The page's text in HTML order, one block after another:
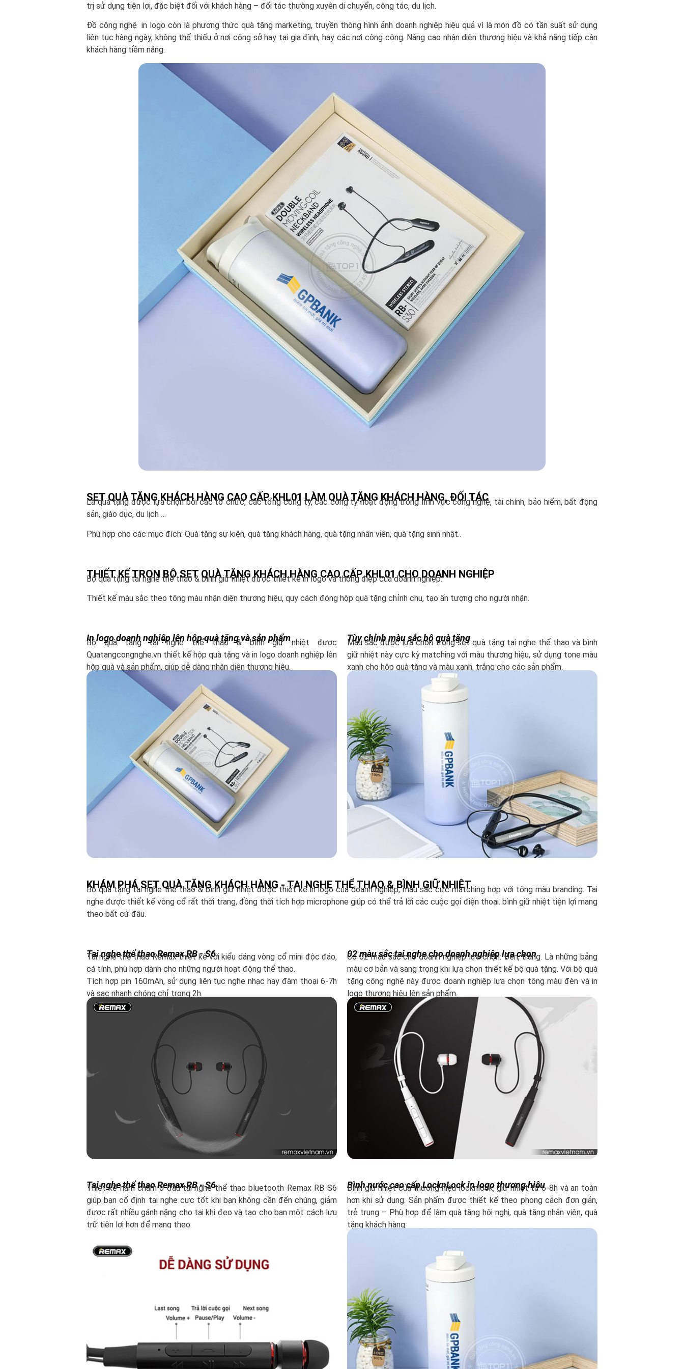
trị sử dụng tiện lợi, đặc biệt đối với khách hàng – đối tác thường xuyên di chuyển, công tác, du lịch.
Đồ công nghệ in logo còn là phương thức quà tặng marketing, truyền thông hình ảnh doanh nghiệp hiệu quả vì là món đồ có tần suất sử dụng
liên tục hàng ngày, không thể thiếu ở nơi công sở hay tại gia đình, hay các nơi công cộng. Nâng cao nhận diện thương hiệu và khả năng tiếp cận
khách hàng tiềm năng.
SET QUÀ TẶNG KHÁCH HÀNG CAO CẤP KHL01 LÀM QUÀ TẶNG KHÁCH HÀNG, ĐỐI TÁC
Là quà tặng được lựa chọn bởi các tổ chức, các tổng công ty, các công ty hoạt động trong lĩnh vực công nghệ, tài chính, bảo hiểm, bất động
sản, giáo dục, du lịch …
Phù hợp cho các mục đích: Quà tặng sự kiện, quà tặng khách hàng, quà tặng nhân viên, quà tặng sinh nhật..
THIẾT KẾ TRỌN BỘ SET QUÀ TẶNG KHÁCH HÀNG CAO CẤP KHL01 CHO DOANH NGHIỆP
Bộ quà tặng tai nghe thể thao & bình giữ nhiệt được thiết kế in logo và thông điệp của doanh nghiệp.
Thiết kế màu sắc theo tông màu nhận diện thương hiệu, quy cách đóng hộp quà tặng chỉnh chu, tạo ấn tượng cho người nhận.
In logo doanh nghiệp lên hộp quà tặng và sản phẩm
Bộ quà tặng tai nghe thể thao & bình giữ nhiệt được
Quatangcongnghe.vn thiết kế hộp quà tặng và in logo doanh nghiệp lên
hộp quà và sản phẩm, giúp dễ dàng nhận diện thương hiệu.
Tùy chỉnh màu sắc bộ quà tặng
Màu sắc được lựa chọn trong set quà tặng tai nghe thể thao và bình
giữ nhiệt này cực kỳ matching với màu thương hiệu, sử dụng tone màu
xanh cho hộp quà tặng và màu xanh, trắng cho các sản phẩm.
KHÁM PHÁ SET QUÀ TẶNG KHÁCH HÀNG - TAI NGHE THỂ THAO & BÌNH GIỮ NHIỆT
Bộ quà tặng tai nghe thể thao & bình giữ nhiệt được thiết kế in logo của doanh nghiệp, màu sắc cực matching hợp với tông màu branding. Tai
nghe được thiết kế vòng cổ rất thời trang, đồng thời tích hợp microphone giúp có thể trả lời các cuộc gọi điện thoại. bình giữ nhiệt tiện lợi mang
theo bất cứ đâu.
Tai nghe thể thao Remax RB - S6
Tai nghe thể thao Remax thiết kế với kiểu dáng vòng cổ mini độc đáo,
cá tính, phù hợp dành cho những người hoạt động thể thao.
Tích hợp pin 160mAh, sử dụng liên tục nghe nhạc hay đàm thoại 6-7h
và sạc nhanh chóng chỉ trong 2h.
02 màu sắc tai nghe cho doanh nghiệp lựa chọn
Có 02 màu sắc cho doanh nghiệp lựa chọn: Đen, trắng. Là những bảng
màu cơ bản và sang trọng khi lựa chọn thiết kế bộ quà tặng. Với bộ quà
tặng công nghệ này được doanh nghiệp lựa chọn tông màu đèn và in
logo thương hiệu lên sản phẩm.
Tai nghe thể thao Remax RB - S6
Thiết kế nam châm ở đầu tai nghe thể thao bluetooth Remax RB-S6
giúp bạn cố định tai nghe cực tốt khi bạn không cần đến chúng, giảm
được rất nhiều gánh nặng cho tai khi đeo và tạo cho bạn một cách lưu
trữ tiện lợi hơn để mang theo.
Bình nước cao cấp LocknLock in logo thương hiệu
Bình giữ nhiệt của thương hiệu locknlock, giữ nhiệt từ 6-8h và an toàn
hơn khi sử dụng. Sản phẩm được thiết kế theo phong cách đơn giản,
trẻ trung – Phù hợp để làm quà tặng hội nghị, quà tặng nhân viên, quà
tặng khách hàng.